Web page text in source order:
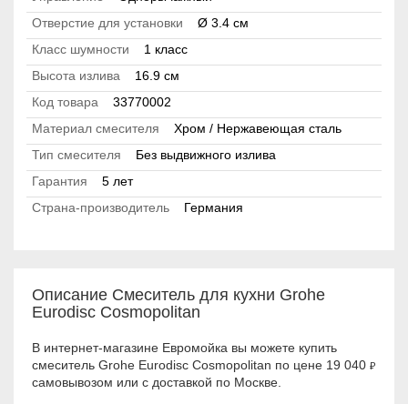
Отверстие для установки
Ø 3.4 см
Класс шумности
1 класс
Высота излива
16.9 см
Код товара
33770002
Материал смесителя
Хром / Нержавеющая сталь
Тип смесителя
Без выдвижного излива
Гарантия
5 лет
Страна-производитель
Германия
Описание Смеситель для кухни Grohe
Eurodisc Cosmopolitan
В интернет-магазине Евромойка вы можете купить
смеситель Grohe Eurodisc Cosmopolitan по цене 19 040 ₽
самовывозом или с доставкой по Москве.